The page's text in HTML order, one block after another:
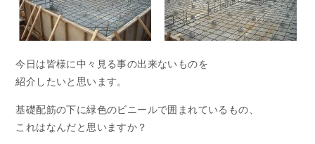
資料請求
今日は皆様に中々見る事の出来ないものを
紹介したいと思います。
基礎配筋の下に緑色のビニールで囲まれているもの、
これはなんだと思いますか？